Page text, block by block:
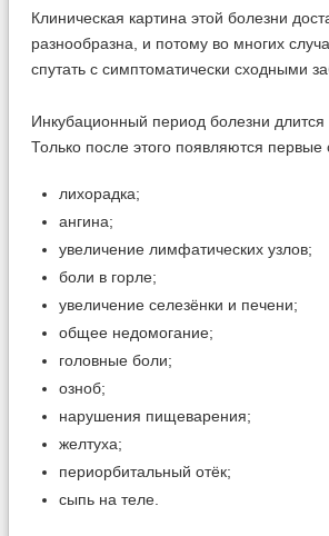
Клиническая картина этой болезни
разнообразна, и потому во многих
спутать с симптоматически сходными
Инкубационный период болезни
Только после этого появляются
лихорадка;
ангина;
увеличение лимфатических узлов;
боли в горле;
увеличение селезёнки и печени;
общее недомогание;
головные боли;
озноб;
нарушения пищеварения;
желтуха;
периорбитальный отёк;
сыпь на теле.